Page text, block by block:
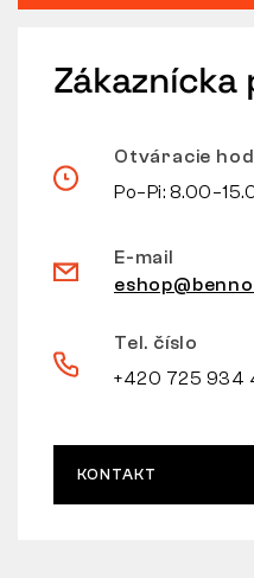
Zákaznícka
Otváracie
Po–Pi:
E-mail
Tel. číslo
+420 725 934
KONTAKT